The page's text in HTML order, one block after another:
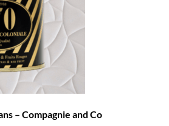
– Compagnie and Co